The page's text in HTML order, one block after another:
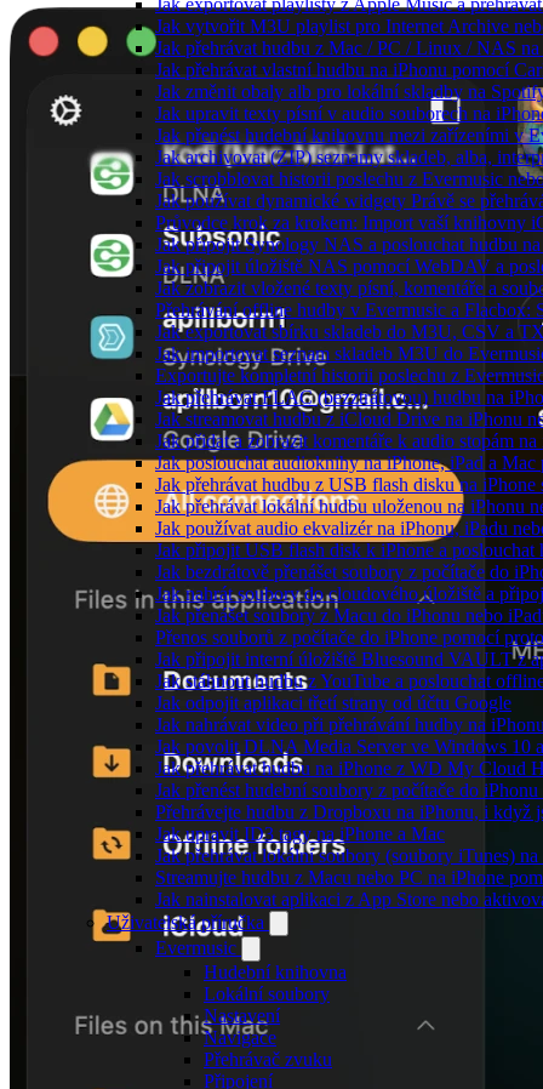
Jak exportovat playlisty z Apple Music a
Jak vytvořit M3U playlist pro Internet Archive
Jak přehrávat hudbu z Mac / PC / Linux / NAS
Jak přehrávat vlastní hudbu na iPhonu pomocí
Jak změnit obaly alb pro lokální skladby na
Jak upravit texty písní v audio souborech na
Jak přenést hudební knihovnu mezi zařízeními v
Jak archivovat (ZIP) seznamy skladeb, alba,
Jak scrobblovat historii poslechu z Evermusic
Jak používat dynamické widgety Právě se
Průvodce krok za krokem: Import vaší knihovny
Jak připojit Synology NAS a poslouchat hudbu
Jak připojit úložiště NAS pomocí WebDAV a
Jak zobrazit vložené texty písní, komentáře a
Přehrávání offline hudby v Evermusic a Flacbox:
Jak exportovat sbírku skladeb do M3U, CSV a
Jak importovat seznam skladeb M3U do
Exportujte kompletní historii poslechu z
Jak přehrávat FLAC (bezztrátovou) hudbu na
Jak streamovat hudbu z iCloud Drive na iPhonu
Jak přidat a zobrazit komentáře k audio stopám
Jak poslouchat audioknihy na iPhone, iPad a
Jak přehrávat hudbu z USB flash disku na
Jak přehrávat lokální hudbu uloženou na iPhonu
Jak používat audio ekvalizér na iPhonu, iPadu
Jak připojit USB flash disk k iPhone a poslouchat
Jak bezdrátově přenášet soubory z počítače do
Jak nahrát soubory do cloudového úložiště a
Jak přenášet soubory z Macu do iPhonu nebo
Přenos souborů z počítače do iPhone pomocí
Jak připojit interní úložiště Bluesound VAULT z
Jak stáhnout hudbu z YouTube a poslouchat
Jak odpojit aplikaci třetí strany od účtu Google
Jak nahrávat video při přehrávání hudby na
Jak povolit DLNA Media Server ve Windows 10
Jak přehrávat hudbu na iPhone z WD My Cloud
Jak přenést hudební soubory z počítače do
Přehrávejte hudbu z Dropboxu na iPhonu, i když
Jak upravit ID3 tagy na iPhone a Mac
Jak přehrávat lokální soubory (soubory iTunes)
Streamujte hudbu z Macu nebo PC na iPhone
Jak nainstalovat aplikaci z App Store nebo
Uživatelská příručka
Evermusic
Hudební knihovna
Lokální soubory
Nastavení
Navigace
Přehrávač zvuku
Připojení